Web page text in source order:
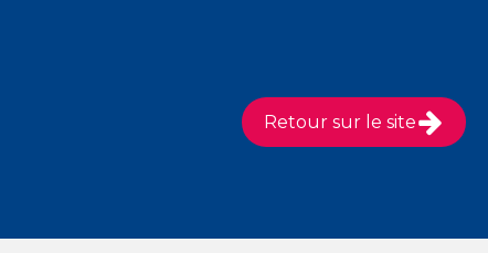
Retour sur le site